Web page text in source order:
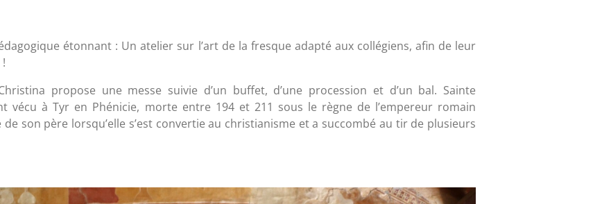
étonnant : Un atelier sur l’art de la fresque adapté aux collégiens, afin de leur
propose une messe suivie d’un buffet, d’une procession et d’un bal. Sainte
vécu à Tyr en Phénicie, morte entre 194 et 211 sous le règne de l’empereur romain
de son père lorsqu’elle s’est convertie au christianisme et a succombé au tir de plusieurs